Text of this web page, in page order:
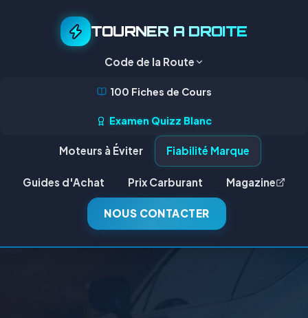
TOURNER A DROITE
Code de la Route
100 Fiches de Cours
Examen Quizz Blanc
Moteurs à Éviter Fiabilité Marque
Guides d'Achat Prix Carburant Magazine
NOUS CONTACTER